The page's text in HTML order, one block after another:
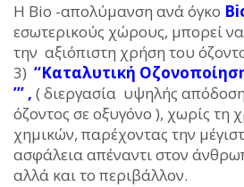
Η Bio -απολύμανση ανά όγκο
εσωτερικούς χώρους, μπορεί
την αξιόπιστη χρήση του
3) ‘‘Καταλυτική
’’’ , ( διεργασία υψηλής
όζοντος σε οξυγόνο ), χωρίς τη
χημικών, παρέχοντας την
ασφάλεια απέναντι στον
αλλά και το περιβάλλον.